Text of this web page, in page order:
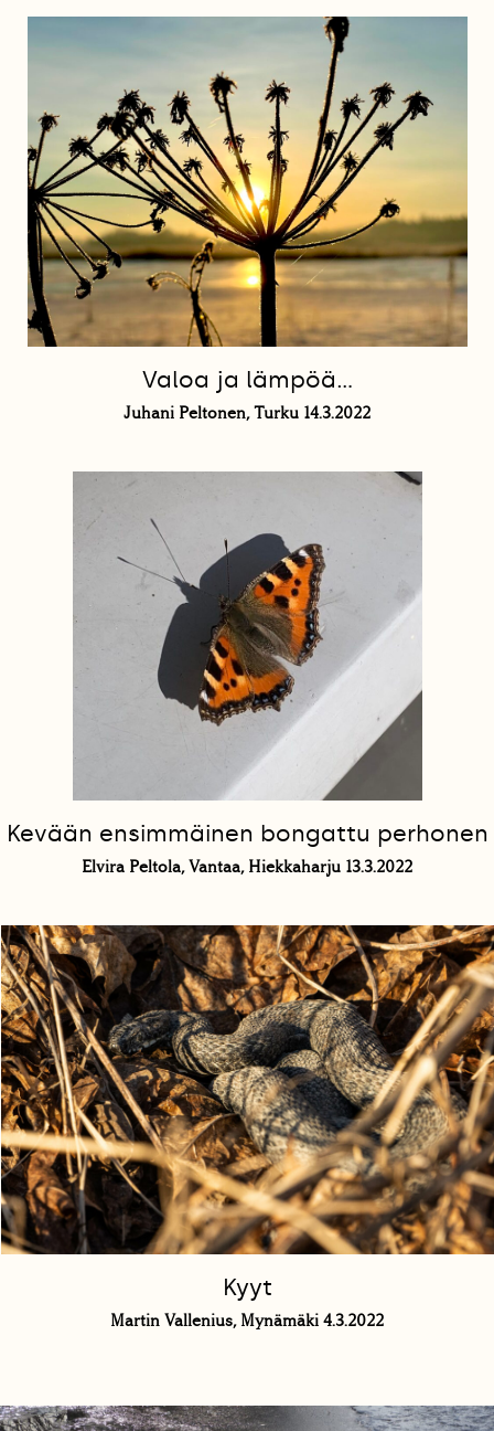
Valoa ja lämpöä…
Juhani Peltonen, Turku 14.3.2022
Kevään ensimmäinen bongattu perhonen
Elvira Peltola, Vantaa, Hiekkaharju 13.3.2022
Kyyt
Martin Vallenius, Mynämäki 4.3.2022